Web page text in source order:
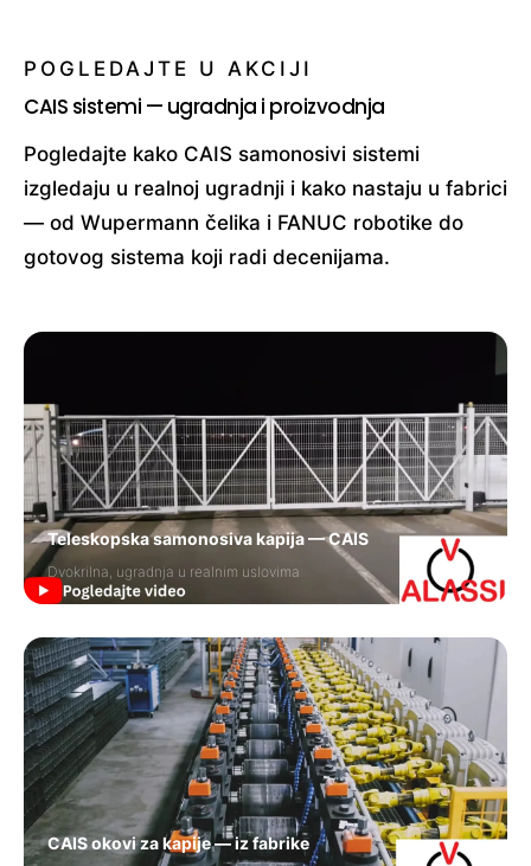
POGLEDAJTE U AKCIJI
CAIS sistemi — ugradnja i proizvodnja
Pogledajte kako CAIS samonosivi sistemi
izgledaju u realnoj ugradnji i kako nastaju u fabrici
— od Wupermann čelika i FANUC robotike do
gotovog sistema koji radi decenijama.
Teleskopska samonosiva kapija — CAIS
Dvokrilna, ugradnja u realnim uslovima
CAIS okovi za kapije — iz fabrike